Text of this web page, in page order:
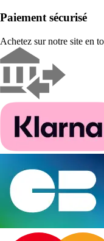
Paiement sécurisé
Achetez sur notre site en